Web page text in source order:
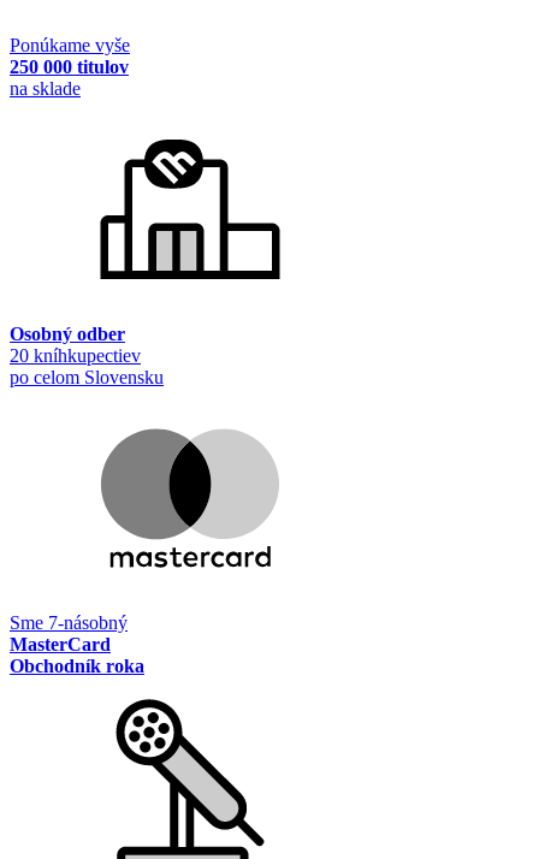
Ponúkame vyše
250 000 titulov
na sklade
Osobný odber
20 kníhkupectiev
po celom Slovensku
Sme 7-násobný
MasterCard
Obchodník roka